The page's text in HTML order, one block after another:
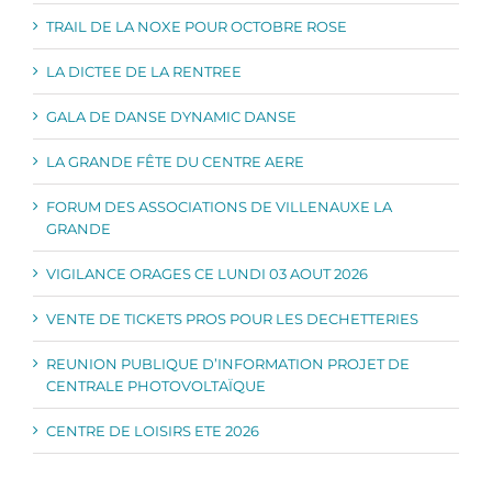
TRAIL DE LA NOXE POUR OCTOBRE ROSE
LA DICTEE DE LA RENTREE
GALA DE DANSE DYNAMIC DANSE
LA GRANDE FÊTE DU CENTRE AERE
FORUM DES ASSOCIATIONS DE VILLENAUXE LA
GRANDE
VIGILANCE ORAGES CE LUNDI 03 AOUT 2026
VENTE DE TICKETS PROS POUR LES DECHETTERIES
REUNION PUBLIQUE D’INFORMATION PROJET DE
CENTRALE PHOTOVOLTAÏQUE
CENTRE DE LOISIRS ETE 2026